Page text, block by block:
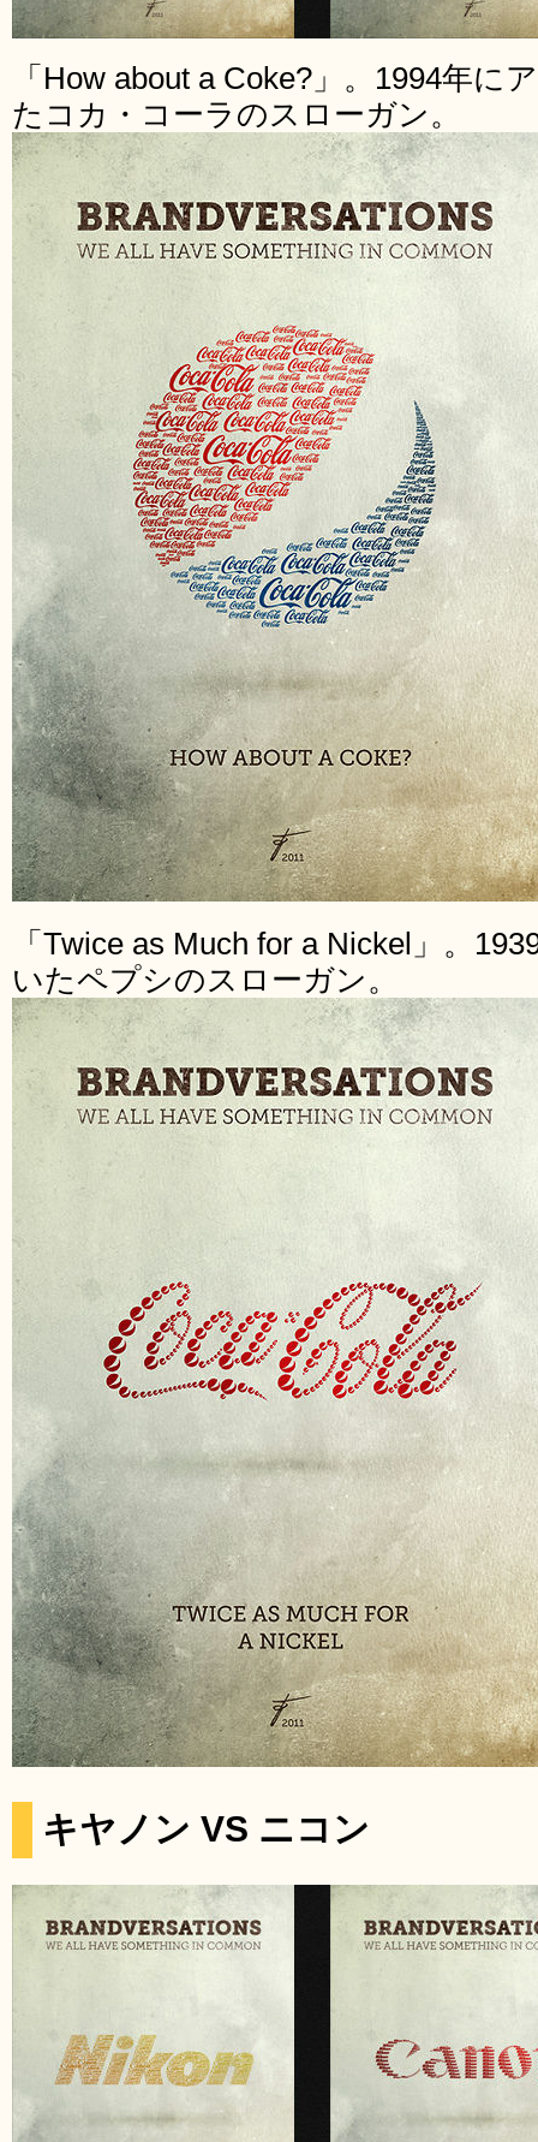
「How about a Coke?」。1994年に
たコカ・コーラのスローガン。
「Twice as Much for a Nickel」。
いたペプシのスローガン。
キヤノン VS ニコン